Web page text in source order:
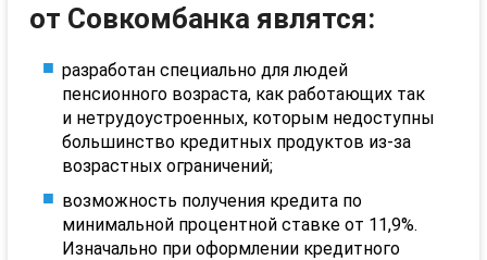
от Совкомбанка являтся:
разработан специально для людей
пенсионного возраста, как работающих так
и нетрудоустроенных, которым недоступны
большинство кредитных продуктов из-за
возрастных ограничений;
возможность получения кредита по
минимальной процентной ставке от 11,9%.
Изначально при оформлении кредитного